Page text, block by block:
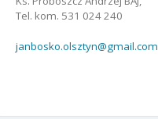
Tel. kom. 531 024 240
janbosko.olsztyn@gmail.com